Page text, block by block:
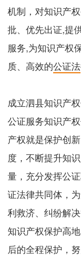
机制，对知识产
批、优先出证,提
服务,为知识产权
质、高效的公证法
成立泗县知识产
公证服务知识产
产权就是保护创
度，不断提升知
量，充分发挥公
证法律共同体，
利救济、纠纷解
知识产权保护高
后的全程保护，